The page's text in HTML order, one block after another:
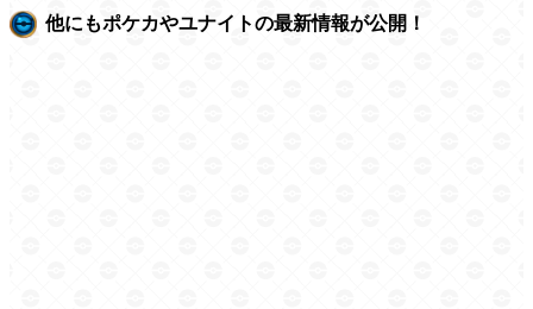
他にもポケカやユナイトの最新情報が公開！